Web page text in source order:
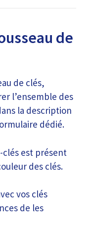
de
de clés,
l’ensemble des
la description
dédié.
clés est présent
des clés.
vos clés
de les